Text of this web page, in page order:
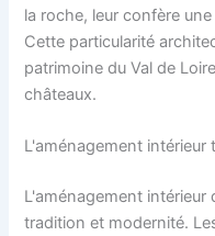
la roche, leur confère
Cette particularité
patrimoine du Val de
châteaux.
L'aménagement
L'aménagement
tradition et modernité.